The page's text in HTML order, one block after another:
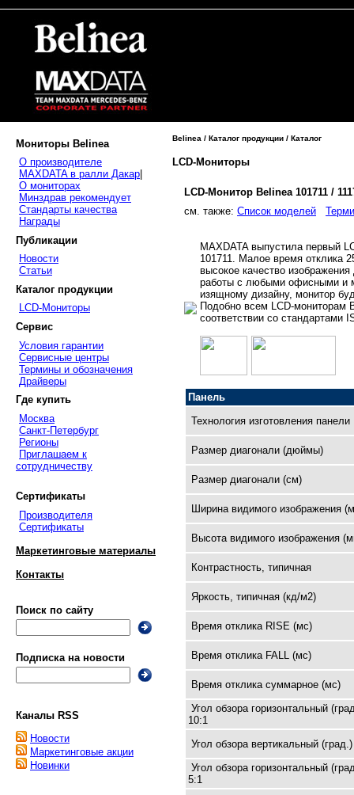
Мониторы Belinea
О производителе
MAXDATA в ралли Дакар
О мониторах
Минздрав рекомендует
Стандарты качества
Награды
Публикации
Новости
Статьи
Каталог продукции
LCD-Мониторы
Сервис
Условия гарантии
Сервисные центры
Термины и обозначения
Драйверы
Где купить
Москва
Санкт-Петербург
Регионы
Приглашаем к
сотрудничеству
Сертификаты
Производителя
Сертификаты
Маркетинговые материалы
Контакты
Поиск по сайту
Подписка на новости
Каналы RSS
Новости
Маркетинговые акции
Новинки
Belinea / Каталог продукции / Каталог
LCD-Мониторы
LCD-Монитор Belinea 101711 /
cм. также: Список моделей
MAXDATA выпустила первый
101711. Малое время отклика
высокое качество
работы с любыми офисными и
изящному дизайну, монитор
Подобно всем LCD-мониторам
соответствии со стандартами
Панель
Технология изготовления панели
Размер диагонали (дюймы)
Размер диагонали (см)
Ширина видимого изображения
Высота видимого изображения
Контрастность, типичная
Яркость, типичная (кд/м2)
Время отклика RISE (мс)
Время отклика FALL (мс)
Время отклика суммарное (мс)
Угол обзора горизонтальный
10:1
Угол обзора вертикальный
Угол обзора горизонтальный
5:1